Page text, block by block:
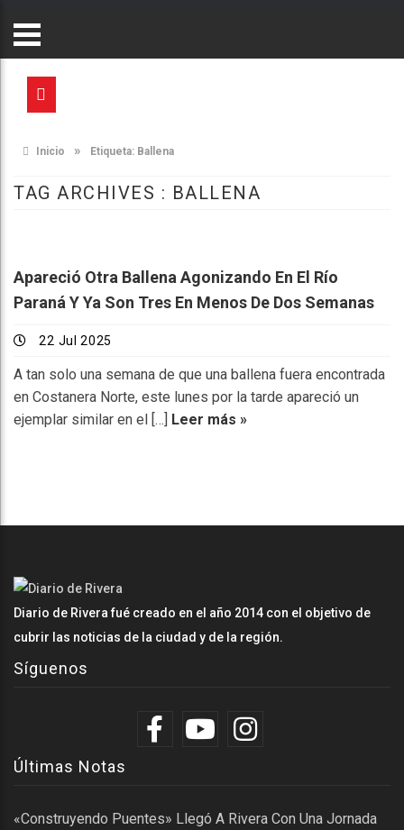
Inicio » Etiqueta: Ballena
TAG ARCHIVES : BALLENA
Apareció Otra Ballena Agonizando En El Río
Paraná Y Ya Son Tres En Menos De Dos Semanas
22 Jul 2025
A tan solo una semana de que una ballena fuera encontrada
en Costanera Norte, este lunes por la tarde apareció un
ejemplar similar en el […] Leer más »
Diario de Rivera fué creado en el año 2014 con el objetivo de
cubrir las noticias de la ciudad y de la región.
Síguenos
Últimas Notas
«Construyendo Puentes» Llegó A Rivera Con Una Jornada